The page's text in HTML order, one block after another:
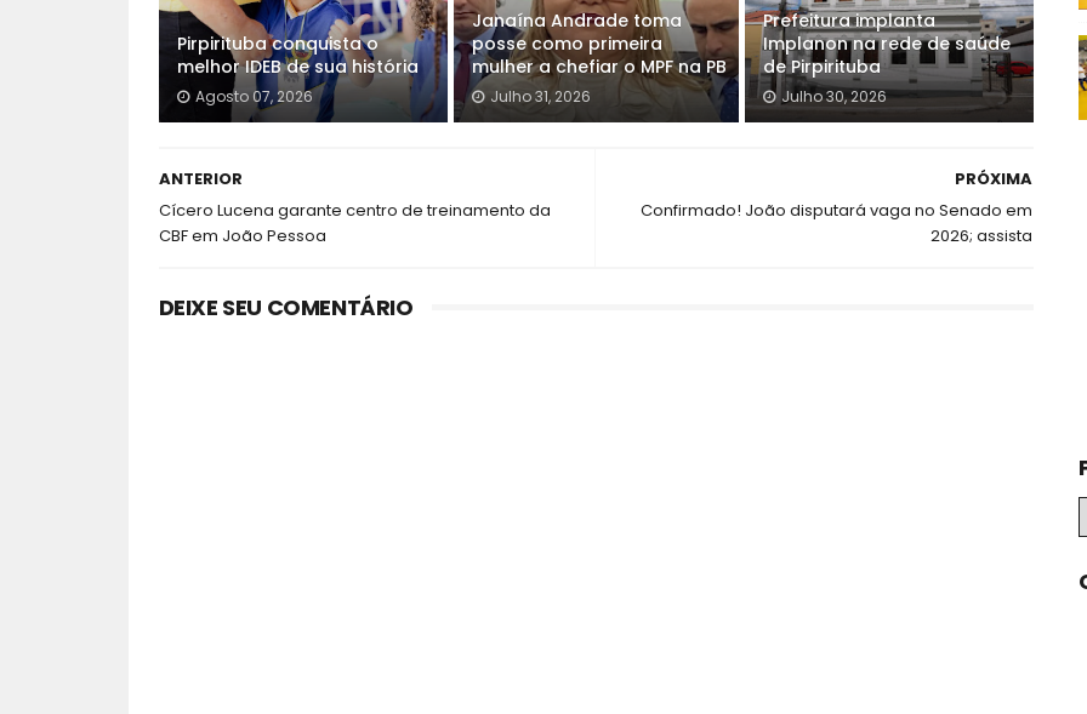
Pirpirituba conquista o
melhor IDEB de sua história
Agosto 07, 2026
Janaína Andrade toma
posse como primeira
mulher a chefiar o MPF na PB
Julho 31, 2026
Prefeitura implanta
Implanon na rede de saúde
de Pirpirituba
Julho 30, 2026
PRÓXIMA
Confirmado! João disputará vaga no Senado em
2026; assista
ANTERIOR
Cícero Lucena garante centro de treinamento da
CBF em João Pessoa
DEIXE SEU COMENTÁRIO